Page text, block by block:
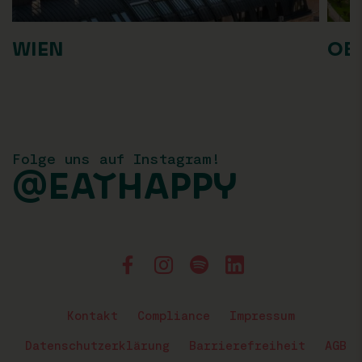
WIEN
Folge uns auf Instagram!
@EATHAPPY
Kontakt Compliance Impressum
Datenschutzerklärung Barrierefreiheit AGB